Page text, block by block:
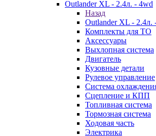
Outlander XL - 2.4л. - 4wd
Назад
Outlander XL - 2.4л.
Комплекты для ТО
Аксессуары
Выхлопная система
Двигатель
Кузовные детали
Рулевое управление
Система
Сцепление и КПП
Топливная система
Тормозная система
Ходовая часть
Электрика